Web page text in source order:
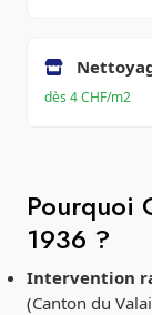
dès 4 CHF/m2
Pourquoi
1936 ?
Intervention
(Canton du